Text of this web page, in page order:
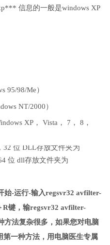
信息的一般是windows XP
95/98/Me）
NT/2000）
XP， Vista， 7， 8，
32 位 DLL存放文件夹为
位 dll存放文件夹为
始-运行-输入regsvr32 avfilter-
R键，输regsvr32 avfilter-
方法复杂很多，如果您对电脑
一种方法，用电脑医生专属